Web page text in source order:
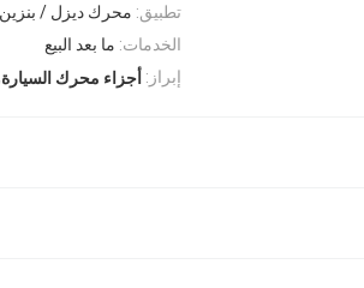
تطبيق: محرك ديزل / بنزين
الخدمات: ما بعد البيع
إبراز: أجزاء محرك السيارة